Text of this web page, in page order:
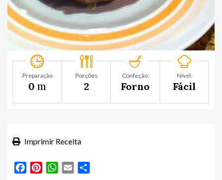
Preparação
0 m
Porções
2
Confeção:
Forno
Nível:
Fácil
Imprimir Receita
FacebookPinterestWhatsApp
Email